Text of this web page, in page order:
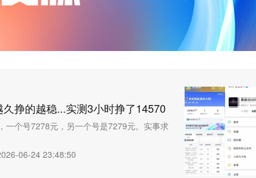
挣的越稳...实测3小时挣了14570
一个号7278元，另一个号是7279元。实事求
06-24 23:48:50